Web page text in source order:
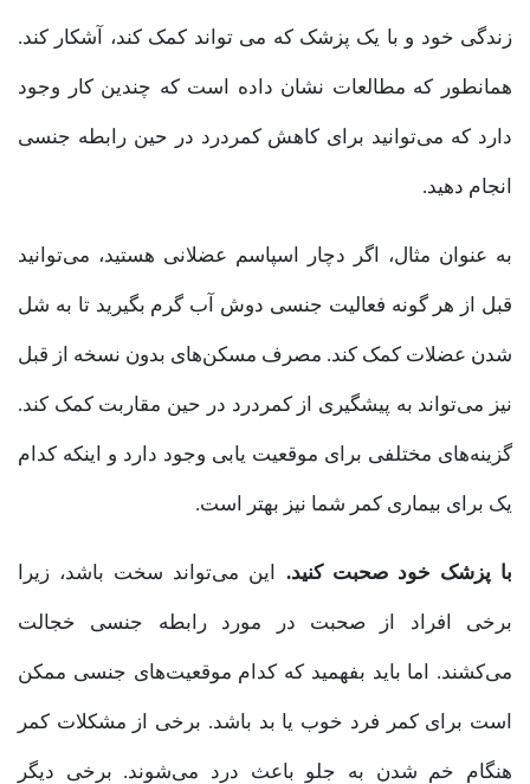
زندگی خود و با یک پزشک که می تواند کمک کند، آشکار کند.
همانطور که مطالعات نشان داده است که چندین کار وجود
دارد که می‌توانید برای کاهش کمردرد در حین رابطه جنسی
انجام دهید.
به عنوان مثال، اگر دچار اسپاسم عضلانی هستید، می‌توانید
قبل از هر گونه فعالیت جنسی دوش آب گرم بگیرید تا به شل
شدن عضلات کمک کند. مصرف مسکن‌های بدون نسخه از قبل
نیز می‌تواند به پیشگیری از کمردرد در حین مقاربت کمک کند.
گزینه‌های مختلفی برای موقعیت یابی وجود دارد و اینکه کدام
یک برای بیماری کمر شما نیز بهتر است.
با پزشک خود صحبت کنید. این می‌تواند سخت باشد، زیرا
برخی افراد از صحبت در مورد رابطه جنسی خجالت
می‌کشند. اما باید بفهمید که کدام موقعیت‌های جنسی ممکن
است برای کمر فرد خوب یا بد باشد. برخی از مشکلات کمر
هنگام خم شدن به جلو باعث درد می‌شوند. برخی دیگر